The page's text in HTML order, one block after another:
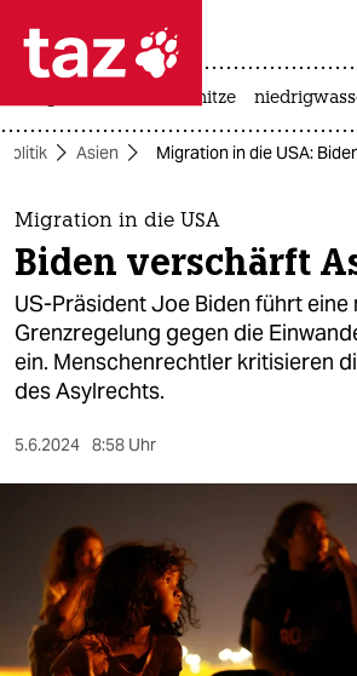
 taz zahl ich
taz zahl ich
themen
politik
öko
gesellschaft
kultur
sport
berlin
nord
wahrheit
hitze
Politik Asien Migration in die USA:
Migration in die USA
Biden verschärft
US-Präsident Joe Biden führt eine
Grenzregelung gegen die
ein. Menschenrechtler kritisieren
des Asylrechts.
5.6.2024 8:58 Uhr